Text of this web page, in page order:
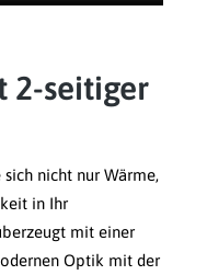
2-seitiger
sich nicht nur Wärme,
in Ihr
mit einer
Optik mit der